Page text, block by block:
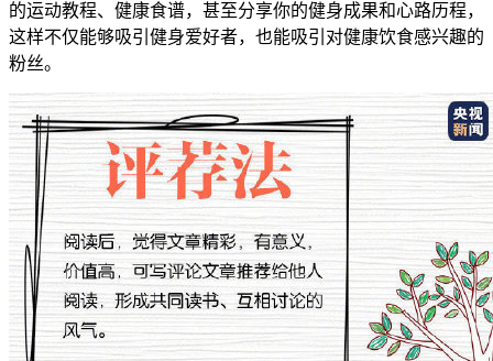
的运动教程、健康食谱，甚至分享你的健身成果和心路历程，
这样不仅能够吸引健身爱好者，也能吸引对健康饮食感兴趣的
粉丝。